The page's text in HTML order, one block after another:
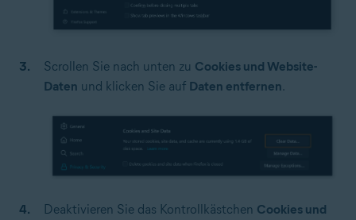
Scrollen Sie nach unten zu Cookies und Website-
Daten und klicken Sie auf Daten entfernen.
Deaktivieren Sie das Kontrollkästchen Cookies und